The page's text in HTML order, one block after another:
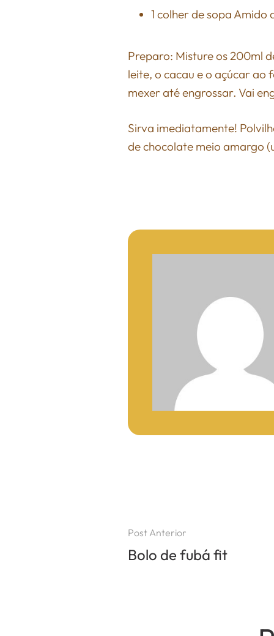
1 colher de sopa Amido
Preparo: Misture os 200ml
leite, o cacau e o açúcar ao
mexer até engrossar. Vai
Sirva imediatamente!
de chocolate meio amargo
Post Anterior
Bolo de fubá fit